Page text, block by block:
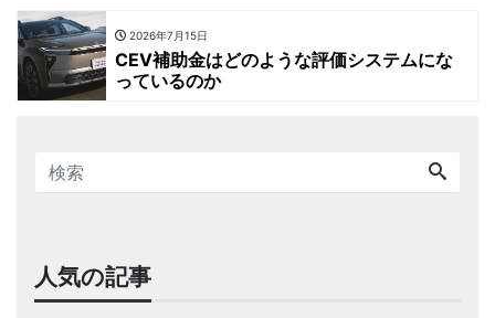
2026年7月15日
CEV補助金はどのような評価システムにな
っているのか
人気の記事